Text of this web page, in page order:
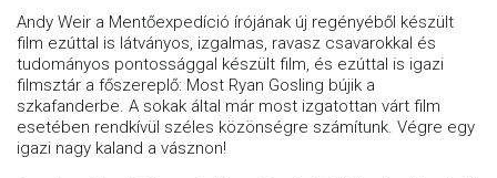
Andy Weir a Mentőexpedíció írójának új regényéből készült
film ezúttal is látványos, izgalmas, ravasz csavarokkal és
tudományos pontossággal készült film, és ezúttal is igazi
filmsztár a főszereplő: Most Ryan Gosling bújik a
szkafanderbe. A sokak által már most izgatottan várt film
esetében rendkívül széles közönségre számítunk. Végre egy
igazi nagy kaland a vásznon!